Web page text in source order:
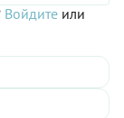
Войдите или